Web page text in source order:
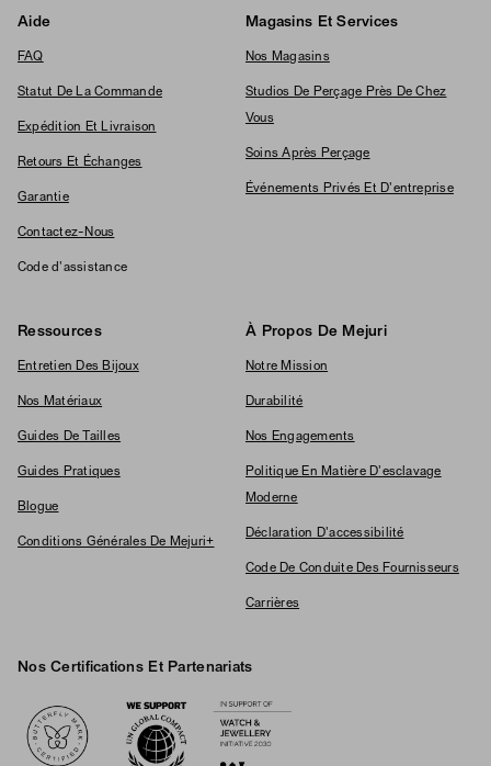
Aide
FAQ
Statut De La Commande
Expédition Et Livraison
Retours Et Échanges
Garantie
Contactez-Nous
Code d'assistance
Magasins Et Services
Nos Magasins
Studios De Perçage Près De Chez
Vous
Soins Après Perçage
Événements Privés Et D'entreprise
Ressources
Entretien Des Bijoux
Nos Matériaux
Guides De Tailles
Guides Pratiques
Blogue
Conditions Générales De Mejuri+
À Propos De Mejuri
Notre Mission
Durabilité
Nos Engagements
Politique En Matière D'esclavage
Moderne
Déclaration D'accessibilité
Code De Conduite Des Fournisseurs
Carrières
Nos Certifications Et Partenariats